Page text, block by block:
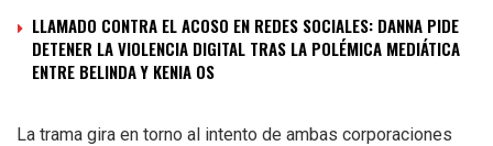
LLAMADO CONTRA EL ACOSO EN REDES SOCIALES: DANNA PIDE
DETENER LA VIOLENCIA DIGITAL TRAS LA POLÉMICA MEDIÁTICA
ENTRE BELINDA Y KENIA OS
La trama gira en torno al intento de ambas corporaciones